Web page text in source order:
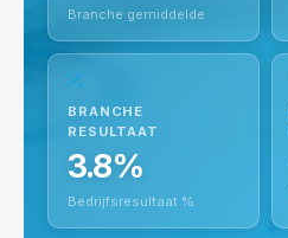
Branche gemiddelde
BRANCHE
RESULTAAT
3.8%
Bedrijfsresultaat %